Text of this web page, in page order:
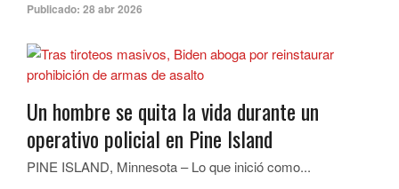
Publicado: 28 abr 2026
Un hombre se quita la vida durante un
operativo policial en Pine Island
PINE ISLAND, Minnesota – Lo que inició como...